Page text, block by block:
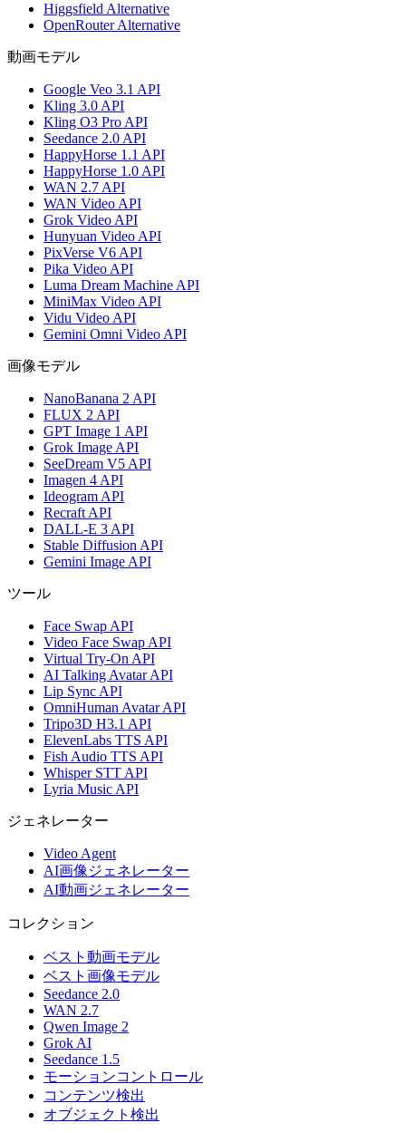
Higgsfield Alternative
OpenRouter Alternative
動画モデル
Google Veo 3.1 API
Kling 3.0 API
Kling O3 Pro API
Seedance 2.0 API
HappyHorse 1.1 API
HappyHorse 1.0 API
WAN 2.7 API
WAN Video API
Grok Video API
Hunyuan Video API
PixVerse V6 API
Pika Video API
Luma Dream Machine API
MiniMax Video API
Vidu Video API
Gemini Omni Video API
画像モデル
NanoBanana 2 API
FLUX 2 API
GPT Image 1 API
Grok Image API
SeeDream V5 API
Imagen 4 API
Ideogram API
Recraft API
DALL-E 3 API
Stable Diffusion API
Gemini Image API
ツール
Face Swap API
Video Face Swap API
Virtual Try-On API
AI Talking Avatar API
Lip Sync API
OmniHuman Avatar API
Tripo3D H3.1 API
ElevenLabs TTS API
Fish Audio TTS API
Whisper STT API
Lyria Music API
ジェネレーター
Video Agent
AI画像ジェネレーター
AI動画ジェネレーター
コレクション
ベスト動画モデル
ベスト画像モデル
Seedance 2.0
WAN 2.7
Qwen Image 2
Grok AI
Seedance 1.5
モーションコントロール
コンテンツ検出
オブジェクト検出